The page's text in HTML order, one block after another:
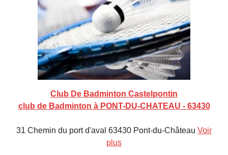
Club De Badminton Castelpontin
club de Badminton à PONT-DU-CHATEAU - 63430
31 Chemin du port d'aval 63430 Pont-du-Château Voir
plus